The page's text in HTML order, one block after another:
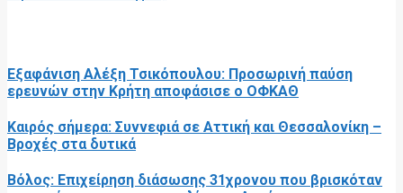
Εξαφάνιση Αλέξη Τσικόπουλου: Προσωρινή παύση
ερευνών στην Κρήτη αποφάσισε ο ΟΦΚΑΘ
Καιρός σήμερα: Συννεφιά σε Αττική και Θεσσαλονίκη –
Βροχές στα δυτικά
Βόλος: Επιχείρηση διάσωσης 31χρονου που βρισκόταν